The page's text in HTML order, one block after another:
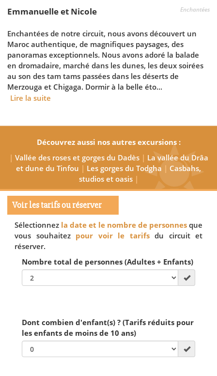
Emmanuelle et Nicole Enchantées
Enchantées de notre circuit, nous avons découvert un
Maroc authentique, de magnifiques paysages, des
panoramas exceptionnels. Nous avons adoré la balade
en dromadaire, marché dans les dunes, les deux soirées
au son des tam tams passées dans les déserts de
Merzouga et Chigaga. Dormir à la belle éto...
Lire la suite
Découvrez aussi nos autres excursions :
| Vallée des roses et gorges du Dadès | La vallée du Drâa
et dune du Tinfou | Les gorges du Todgha | Casbahs,
studios et oasis |
Voir les tarifs ou réserver
Sélectionnez la date et le nombre de personnes que
vous souhaitez pour voir le tarifsdu circuit et
réserver.
Nombre total de personnes (Adultes + Enfants)
Dont combien d'enfant(s) ? (Tarifs réduits pour
les enfants de moins de 10 ans)